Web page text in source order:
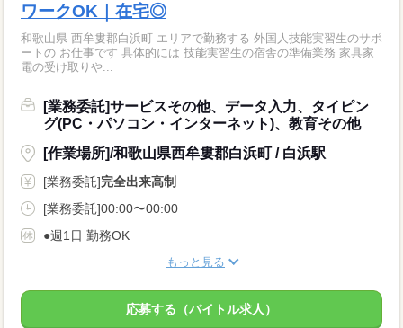
ワークOK｜在宅◎
和歌山県 西牟婁郡白浜町 エリアで勤務する 外国人技能実習生のサポ
ートの お仕事です 具体的には 技能実習生の宿舎の準備業務 家具家
電の受け取りや...
[業務委託]サービスその他、データ入力、タイピン
グ(PC・パソコン・インターネット)、教育その他
[作業場所]/和歌山県西牟婁郡白浜町 / 白浜駅
[業務委託]完全出来高制
[業務委託]00:00〜00:00
●週1日 勤務OK
もっと見る
応募する（バイトル求人）